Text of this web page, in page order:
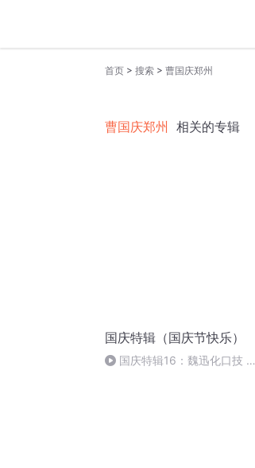
首页 > 搜索 > 曹国庆郑州
曹国庆郑州 相关的专辑
国庆特辑（国庆节快乐）
国庆特辑16：魏迅化口技 二